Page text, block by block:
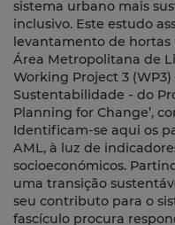
sistema urbano mais
inclusivo. Este estudo
levantamento de hortas
Área Metropolitana de
Working Project 3
Sustentabilidade - do
Planning for Change’,
Identificam-se aqui os
AML, à luz de
socioeconómicos.
uma transição
seu contributo para o
fascículo procura